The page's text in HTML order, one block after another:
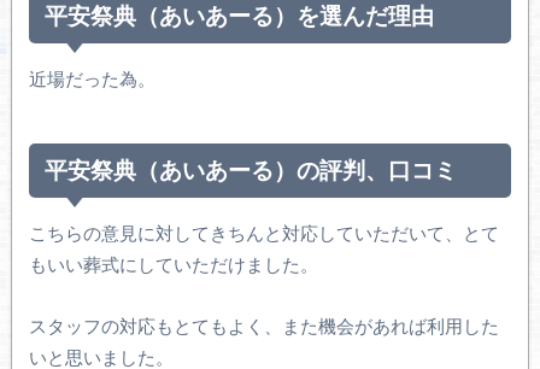
平安祭典（あいあーる）を選んだ理由
近場だった為。
平安祭典（あいあーる）の評判、口コミ
こちらの意見に対してきちんと対応していただいて、とて
もいい葬式にしていただけました。
スタッフの対応もとてもよく、また機会があれば利用した
いと思いました。